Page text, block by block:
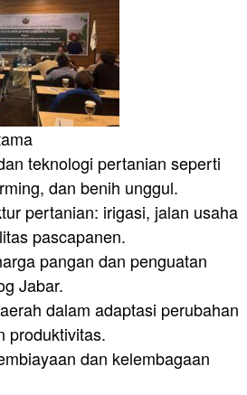
teknologi pertanian seperti
dan benih unggul.
pertanian: irigasi, jalan usaha
pascapanen.
pangan dan penguatan
Jabar.
dalam adaptasi perubahan
produktivitas.
dan kelembagaan